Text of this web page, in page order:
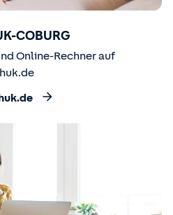
COBURG
Online-Rechner auf
huk.de